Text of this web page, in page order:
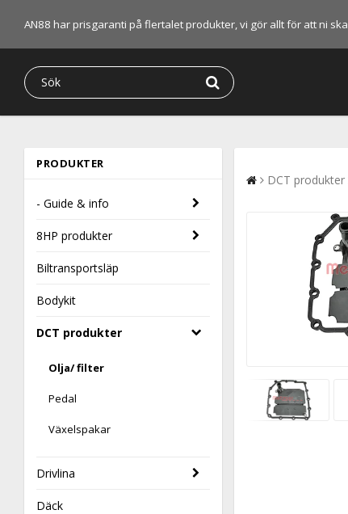
AN88 har prisgaranti på flertalet produkter, vi gör allt för att ni
PRODUKTER
- Guide & info
8HP produkter
Biltransportsläp
Bodykit
DCT produkter
Olja/ filter
Pedal
Växelspakar
Drivlina
Däck
DCT produkter